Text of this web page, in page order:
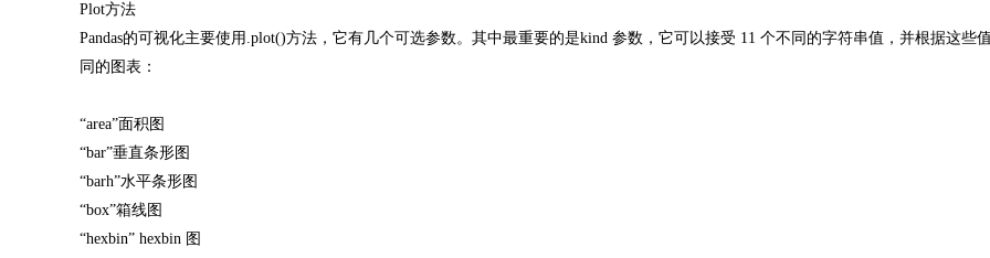
Plot方法
Pandas的可视化主要使用.plot()方法，它有几个可选参数。其中最重要的是kind 参数，它可以接受 11 个不同的字符串值，并根据这些
同的图表：
“area”面积图
“bar”垂直条形图
“barh”水平条形图
“box”箱线图
“hexbin” hexbin 图